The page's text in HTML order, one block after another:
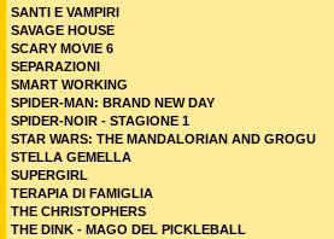
SANTI E VAMPIRI
SAVAGE HOUSE
SCARY MOVIE 6
SEPARAZIONI
SMART WORKING
SPIDER-MAN: BRAND NEW DAY
SPIDER-NOIR - STAGIONE 1
STAR WARS: THE MANDALORIAN AND GROGU
STELLA GEMELLA
SUPERGIRL
TERAPIA DI FAMIGLIA
THE CHRISTOPHERS
THE DINK - MAGO DEL PICKLEBALL